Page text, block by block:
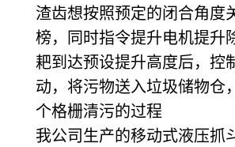
渣齿想按照预定的闭合角度
榜，同时指令提升电机提升
耙到达预设提升高度后，控
动，将污物送入垃圾储物仓
个格栅清污的过程
我公司生产的移动式液压抓